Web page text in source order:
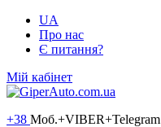
UA
Про нас
Є питання?
Мій кабінет
+38 Моб.+VIBER+Telegram